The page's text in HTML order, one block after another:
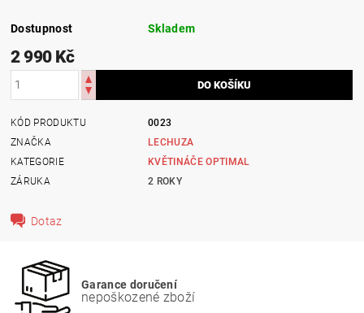
Dostupnost Skladem
2 990 Kč
KÓD PRODUKTU
0023
ZNAČKA
LECHUZA
KATEGORIE
KVĚTINÁČE OPTIMAL
ZÁRUKA
2 ROKY
Dotaz
Garance doručení
nepoškozené zboží